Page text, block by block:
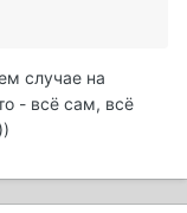
мужчине....
случае на
- всё сам, всё